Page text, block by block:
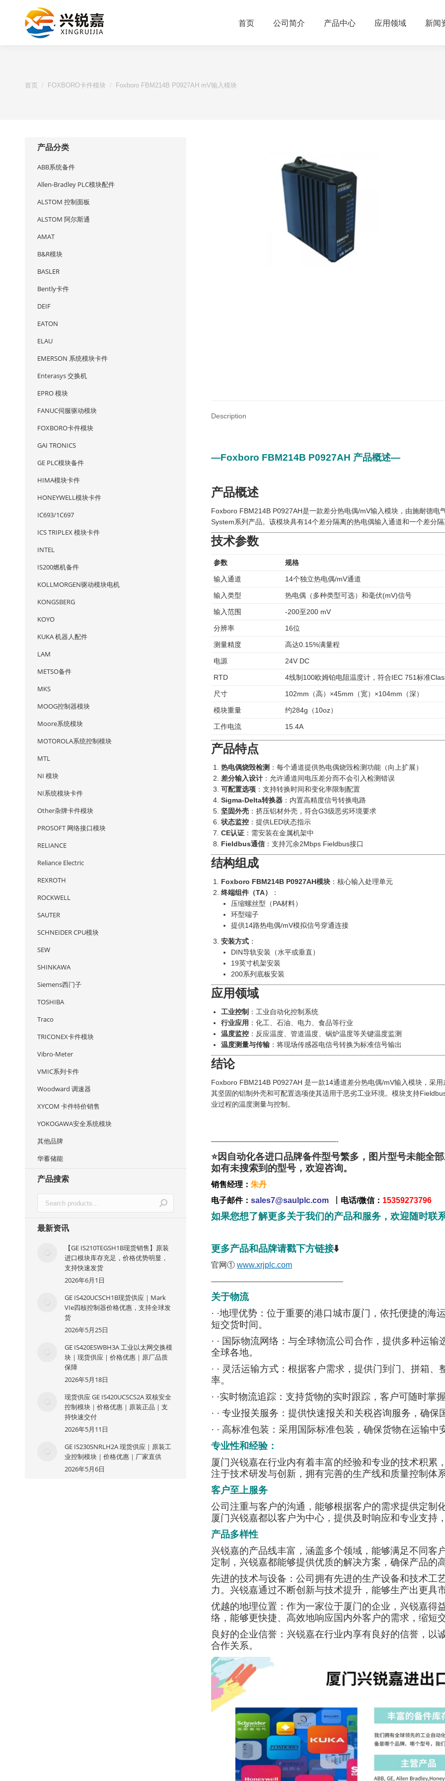
首页 公司简介 产品中心 应用领域 新闻
首页 FOXBORO卡件模块 Foxboro FBM214B P0927AH mV输入模块
Description
—Foxboro FBM214B P0927AH 产品概述—
产品概述
Foxboro FBM214B P0927AH是一款差分热电偶/mV输入模块，由施耐德
System系列产品。该模块具有14个差分隔离的热电偶输入通道和一个差分
技术参数
参数 规格
输入通道 14个独立热电偶/mV通道
输入类型 热电偶（多种类型可选）和毫伏(mV)信号
输入范围 -200至200 mV
分辨率 16位
测量精度 高达0.15%满量程
电源 24V DC
RTD 4线制100欧姆铂电阻温度计，符合IEC 751标准
尺寸 102mm（高）×45mm（宽）×104mm（深）
模块重量 约284g（10oz）
工作电流 15.4A
产品特点
热电偶烧毁检测 ：每个通道提供热电偶烧毁检测功能（向上扩展）
差分输入设计 ：允许通道间电压差分而不会引入检测错误
可配置选项 ：支持转换时间和变化率限制配置
Sigma-Delta转换器 ：内置高精度信号转换电路
坚固外壳 ：挤压铝材外壳，符合G3级恶劣环境要求
状态监控 ：提供LED状态指示
CE认证 ：需安装在金属机架中
Fieldbus通信 ：支持冗余2Mbps Fieldbus接口
结构组成
Foxboro FBM214B P0927AH模块 ：核心输入处理单元
终端组件（TA）
‍：
压缩螺丝型（PA材料）
环型端子
提供14路热电偶/mV模拟信号穿通连接
安装方式 ：
DIN导轨安装（水平或垂直）
19英寸机架安装
200系列底板安装
应用领域
工业控制 ：工业自动化控制系统
行业应用 ：化工、石油、电力、食品等行业
温度监控 ：反应温度、管道温度、锅炉温度等关键温度监测
温度测量与传输 ：将现场传感器电信号转换为标准信号输出
结论
Foxboro FBM214B P0927AH 是一款14通道差分热电偶/mV输入模块，采
其坚固的铝制外壳和可配置选项使其适用于恶劣工业环境。模块支持
业过程的温度测量与控制。
——————————————————-
⭐因自动化各进口品牌备件型号繁多，图片型号未能全
如有未搜索到的型号，欢迎咨询。
销售经理： 朱丹
电子邮件： sales7@saulplc.com 电话/微信： 15359273796
如果您想了解更多关于我们的产品和服务，欢迎随时联
更多产品和品牌请戳下方链接⬇️
官网① www.xrjplc.com
———————————————————
关于物流
· ·地理优势：位于重要的港口城市厦门，依托便捷的
短交货时间。
· · 国际物流网络：与全球物流公司合作，提供多种运
全球各地。
· · 灵活运输方式：根据客户需求，提供门到门、拼箱
率。
· ·实时物流追踪：支持货物的实时跟踪，客户可随时掌
· · 专业报关服务：提供快速报关和关税咨询服务，确
· · 高标准包装：采用国际标准包装，确保货物在运输
专业性和经验：
厦门兴锐嘉在行业内有着丰富的经验和专业的技术积累
注于技术研发与创新，拥有完善的生产线和质量控制体
客户至上服务
公司注重与客户的沟通，能够根据客户的需求提供定制
厦门兴锐嘉都以客户为中心，提供及时响应和专业支持
产品多样性
兴锐嘉的产品线丰富，涵盖多个领域，能够满足不同客
定制，兴锐嘉都能够提供优质的解决方案，确保产品的
先进的技术与设备：公司拥有先进的生产设备和技术工
力。兴锐嘉通过不断创新与技术提升，能够生产出更具
优越的地理位置：作为一家位于厦门的企业，兴锐嘉得
络，能够更快捷、高效地响应国内外客户的需求，缩短
良好的企业信誉：兴锐嘉在行业内享有良好的信誉，以
合作关系。
产品分类
ABB系统备件
Allen-Bradley PLC模块配件
ALSTOM 控制面板
ALSTOM 阿尔斯通
AMAT
B&R模块
BASLER
Bently卡件
DEIF
EATON
ELAU
EMERSON 系统模块卡件
Enterasys 交换机
EPRO 模块
FANUC伺服驱动模块
FOXBORO卡件模块
GAI TRONICS
GE PLC模块备件
HIMA模块卡件
HONEYWELL模块卡件
IC693/1C697
ICS TRIPLEX 模块卡件
INTEL
IS200燃机备件
KOLLMORGEN驱动模块电机
KONGSBERG
KOYO
KUKA 机器人配件
LAM
METSO备件
MKS
MOOG控制器模块
Moore系统模块
MOTOROLA系统控制模块
MTL
NI 模块
NI系统模块卡件
Other杂牌卡件模块
PROSOFT 网络接口模块
RELIANCE
Reliance Electric
REXROTH
ROCKWELL
SAUTER
SCHNEIDER CPU模块
SEW
SHINKAWA
Siemens西门子
TOSHIBA
Traco
TRICONEX卡件模块
Vibro-Meter
VMIC系列卡件
Woodward 调速器
XYCOM 卡件特价销售
YOKOGAWA安全系统模块
其他品牌
华蓄储能
产品搜索
最新资讯
【GE IS210TEGSH1B现货销售】原装
进口模块库存充足，价格优势明显，
支持快速发货
2026年6月1日
GE IS420UCSCH1B现货供应｜Mark
VIe四核控制器价格优惠，支持全球发
货
2026年5月25日
GE IS420ESWBH3A 工业以太网交换模
块｜现货供应｜价格优惠｜原厂品质
保障
2026年5月18日
现货供应 GE IS420UCSCS2A 双核安全
控制模块｜价格优惠｜原装正品｜支
持快速交付
2026年5月11日
GE IS230SNRLH2A 现货供应｜原装工
业控制模块｜价格优惠｜厂家直供
2026年5月6日